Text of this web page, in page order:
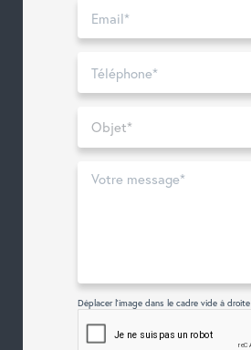
Déplacer l'image dans le cadre vide à droite